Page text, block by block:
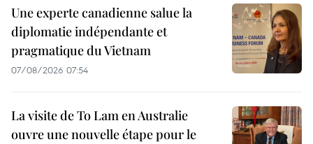
Une experte canadienne salue la
diplomatie indépendante et
pragmatique du Vietnam
07/08/2026 07:54
La visite de To Lam en Australie
ouvre une nouvelle étape pour le